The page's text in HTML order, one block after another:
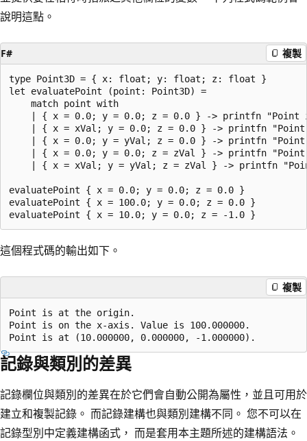
說明這點。
F# 複製
type Point3D = { x: float; y: float; z: float }
let evaluatePoint (point: Point3D) =
    match point with
| { x = 0.0; y = 0.0; z = 0.0 } -> printfn "Point
| { x = xVal; y = 0.0; z = 0.0 } -> printfn
| { x = 0.0; y = yVal; z = 0.0 } -> printfn
| { x = 0.0; y = 0.0; z = zVal } -> printfn
| { x = xVal; y = yVal; z = zVal } -> printfn
evaluatePoint { x = 0.0; y = 0.0; z = 0.0 }
evaluatePoint { x = 100.0; y = 0.0; z = 0.0 }
這個程式碼的輸出如下。
複製
Point is at the origin.
Point is on the x-axis. Value is 100.000000.
記錄與類別的差異
記錄欄位與類別的差異在於它們會自動公開為屬性，並且可用於
建立和複製記錄。 而記錄建構也與類別建構不同。 您不可以在
記錄型別中定義建構函式， 而是套用本主題所述的建構語法。